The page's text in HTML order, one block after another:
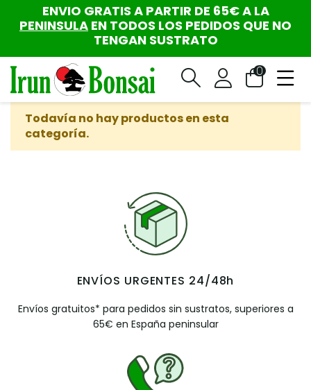
ENVIO GRATIS A PARTIR DE 65€ A LA
PENINSULA EN TODOS LOS PEDIDOS QUE NO
TENGAN SUSTRATO
0
Todavía no hay productos en esta
categoría.
ENVÍOS URGENTES 24/48h
Envíos gratuitos* para pedidos sin sustratos, superiores a
65€ en España peninsular